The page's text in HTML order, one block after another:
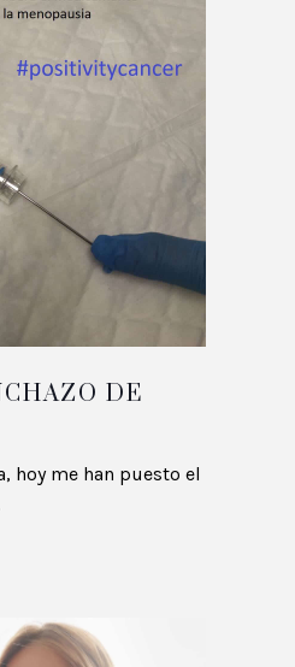
DE
hoy me han puesto el